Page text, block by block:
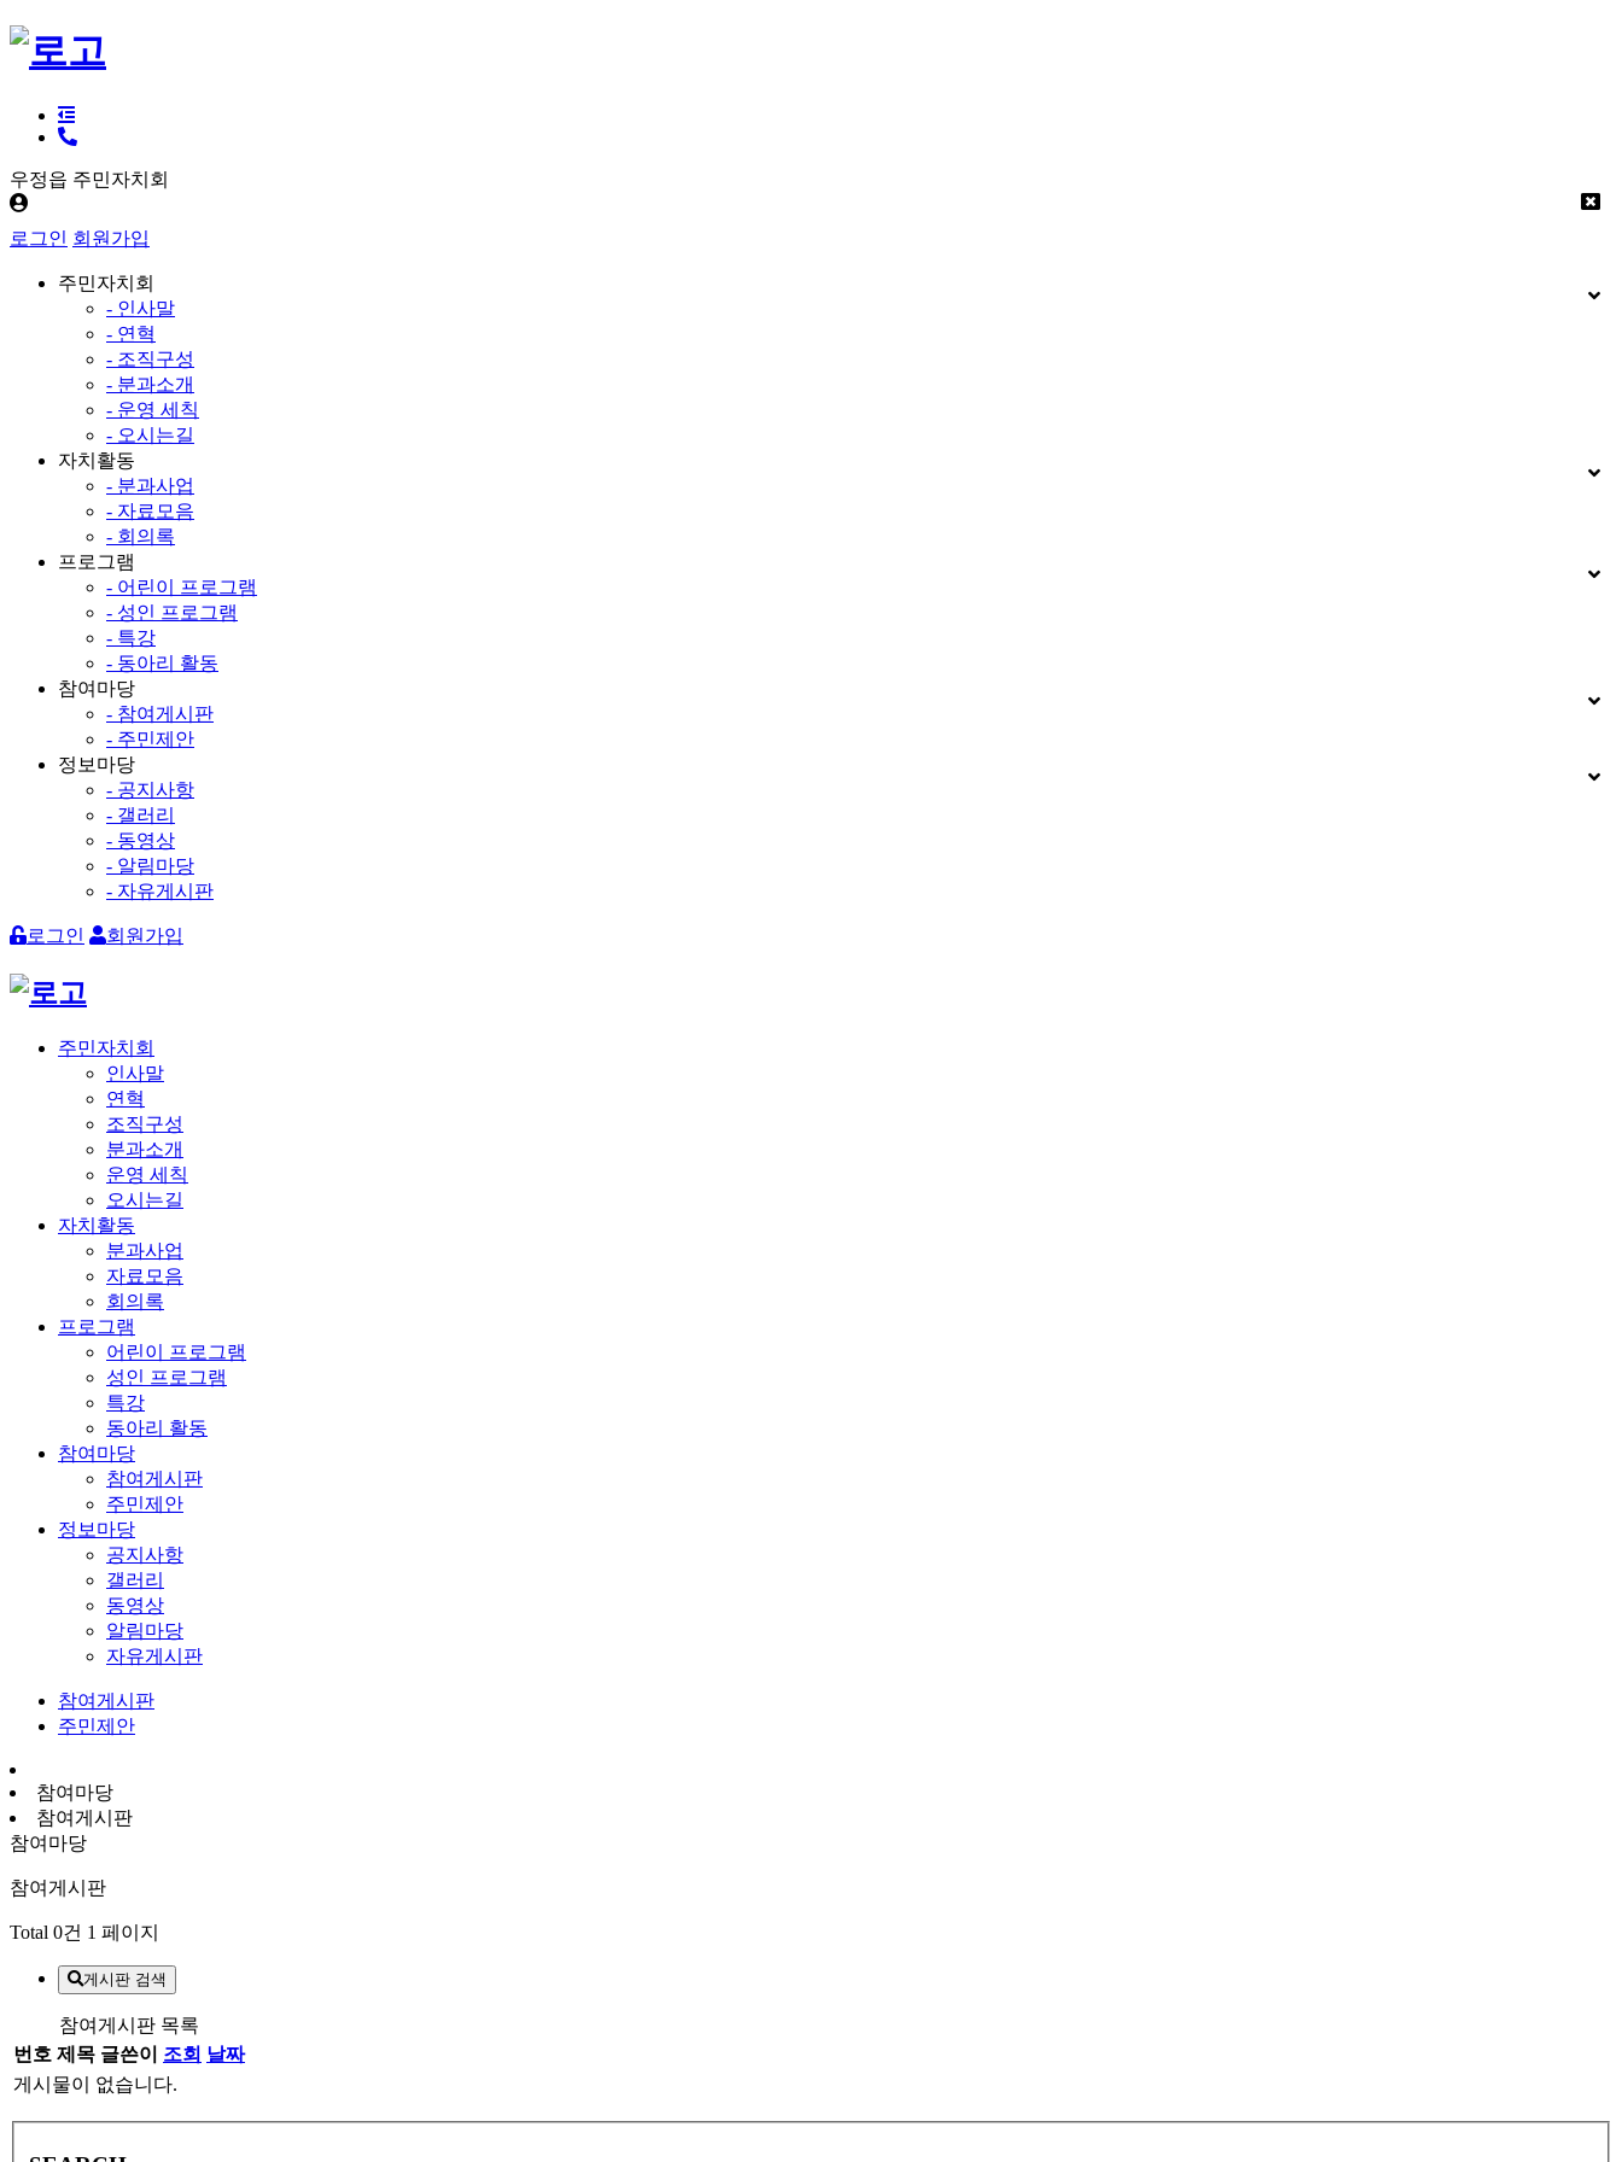
우정읍 주민자치회
로그인 회원가입
주민자치회
- 인사말
- 연혁
- 조직구성
- 분과소개
- 운영 세칙
- 오시는길
자치활동
- 분과사업
- 자료모음
- 회의록
프로그램
- 어린이 프로그램
- 성인 프로그램
- 특강
- 동아리 활동
참여마당
- 참여게시판
- 주민제안
정보마당
- 공지사항
- 갤러리
- 동영상
- 알림마당
- 자유게시판
로그인 회원가입
주민자치회
인사말
연혁
조직구성
분과소개
운영 세칙
오시는길
자치활동
분과사업
자료모음
회의록
프로그램
어린이 프로그램
성인 프로그램
특강
동아리 활동
참여마당
참여게시판
주민제안
정보마당
공지사항
갤러리
동영상
알림마당
자유게시판
참여게시판
주민제안
참여마당
참여게시판
참여마당
참여게시판
Total 0건 1 페이지
게시판 검색
참여게시판 목록
번호 제목 글쓴이 조회 날짜
게시물이 없습니다.